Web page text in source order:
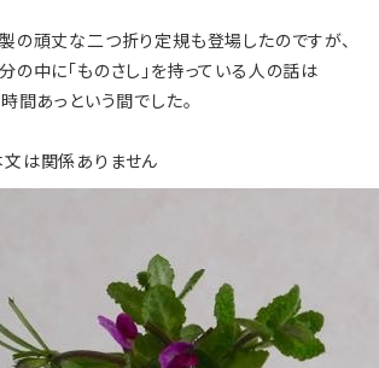
の頑丈な二つ折り定規も登場したのですが、
の中に「ものさし」を持っている人の話は
間あっという間でした。
は関係ありません